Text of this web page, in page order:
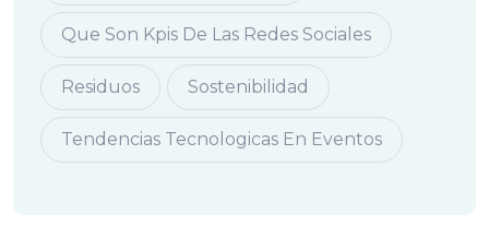
Que Son Kpis De Las Redes Sociales
Residuos Sostenibilidad
Tendencias Tecnologicas En Eventos